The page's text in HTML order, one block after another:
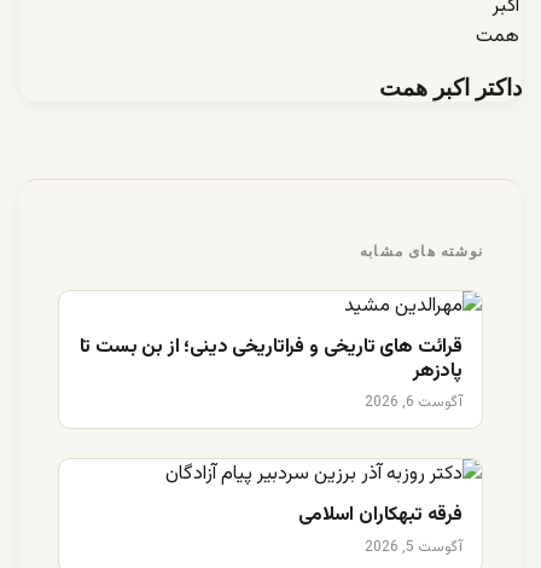
داکتر اکبر همت
نوشته های مشابه
قرائت های تاریخی و فراتاریخی دینی؛ از بن بست تا
پادزهر
آگوست 6, 2026
فرقه تبهکاران اسلامی
آگوست 5, 2026